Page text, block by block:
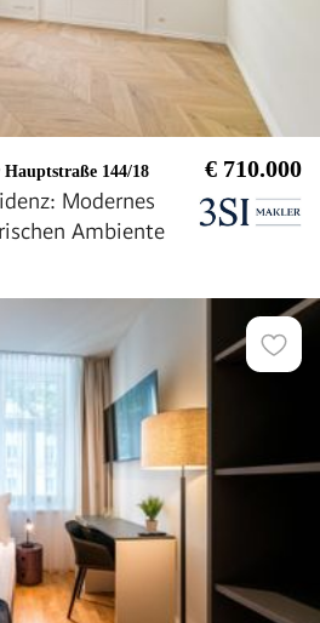
144/18 € 710.000
Modernes
Ambiente